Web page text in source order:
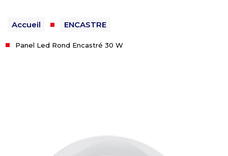
Accueil ENCASTRE
Panel Led Rond Encastré 30 W